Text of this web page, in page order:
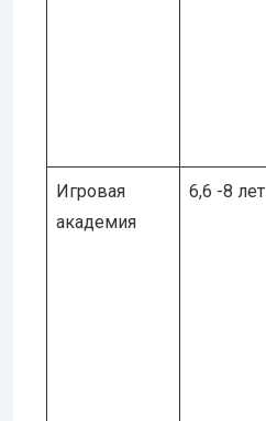
Игровая
академия
6,6 -8 лет